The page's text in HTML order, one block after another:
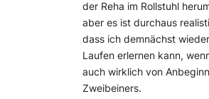
der Reha im Rollstuhl
aber es ist durchaus
dass ich demnächst
Laufen erlernen kann,
auch wirklich von
Zweibeiners.